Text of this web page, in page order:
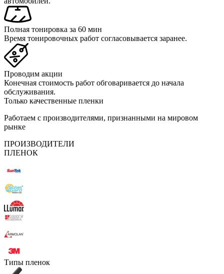
Полная тонировка за 60 мин
Время тонировочных работ согласовывается заранее.
Проводим акции
Конечная стоимость работ обговаривается до начала
обслуживания.
Только качественные пленки
Работаем с производителями, признанными на мировом
рынке
ПРОИЗВОДИТЕЛИ
ПЛЕНОК
Типы пленок